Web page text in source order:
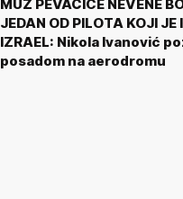
MUŽ PEVAČICE NEVENE
JEDAN OD PILOTA KOJI JE
IZRAEL: Nikola Ivanović
posadom na aerodromu